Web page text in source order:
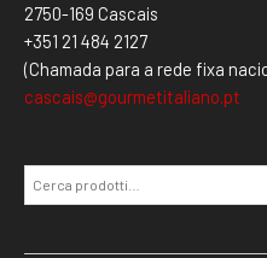
2750-169 Cascais
+351 21 484 2127
(Chamada para a rede fixa
cascais@gourmetitaliano.pt